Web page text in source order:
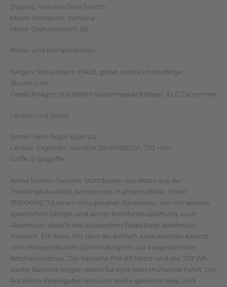
Display: Yamaha Side Switch
Motor-Hersteller: Yamaha
Motor Drehmoment: 85
Räder und Komponenten
Felgen: Schürmann Yak25, geöst, Hohlkammerfelge,
Aluminium
Gepäckträger: StandWell Systemgepäckträger, XLC Carrymore
Lenker und Sattel
Sattel: Selle Royal Essenza
Lenker: Ergoriser, oversize JD-MTB502A, 720 mm
Griffe: Ergogriffe
Keine halben Sachen. Stattdessen das Beste aus der
Trekkingbike-Welt, kombiniert in einem eBike. Unser
TREKKING 7.5 ist ein alltagsnaher Allrounder, der mit seinem
sportlichen Design und seiner Komfortausstattung auch
Abenteuer abseits des klassischen Radalltags spielerisch
meistert. Ein Bike, mit dem du einfach alles machen kannst –
vom morgendlichen Commuting hin zur ausgedehnten
Wochenendtour. Der Yamaha PW-X3 Motor und die 720 Wh
starke Batterie sorgen dabei für eine stets mühelose Fahrt. Die
RockShox Federgabel schluckt Stöße gekonnt weg. Und